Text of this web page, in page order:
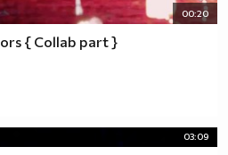
00:20
{ Collab part }
03:09